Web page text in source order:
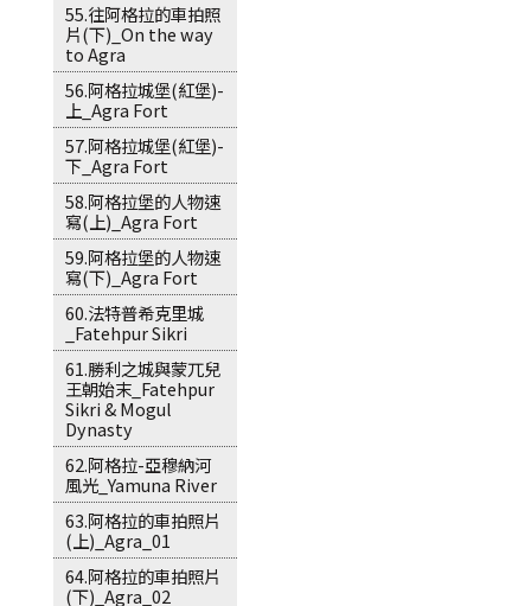
55.往阿格拉的車拍照
片(下)_On the way
to Agra
56.阿格拉城堡(紅堡)-
上_Agra Fort
57.阿格拉城堡(紅堡)-
下_Agra Fort
58.阿格拉堡的人物速
寫(上)_Agra Fort
59.阿格拉堡的人物速
寫(下)_Agra Fort
60.法特普希克里城
_Fatehpur Sikri
61.勝利之城與蒙兀兒
王朝始末_Fatehpur
Sikri & Mogul
Dynasty
62.阿格拉-亞穆納河
風光_Yamuna River
63.阿格拉的車拍照片
(上)_Agra_01
64.阿格拉的車拍照片
(下)_Agra_02